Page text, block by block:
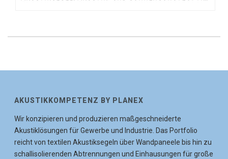
AKUSTIKKOMPETENZ BY PLANEX
Wir konzipieren und produzieren maßgeschneiderte
Akustiklösungen für Gewerbe und Industrie. Das Portfolio
reicht von textilen Akustiksegeln über Wandpaneele bis hin zu
schallisolierenden Abtrennungen und Einhausungen für große